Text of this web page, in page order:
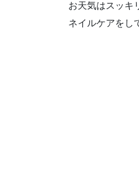
お天気はスッキ
ネイルケアをし